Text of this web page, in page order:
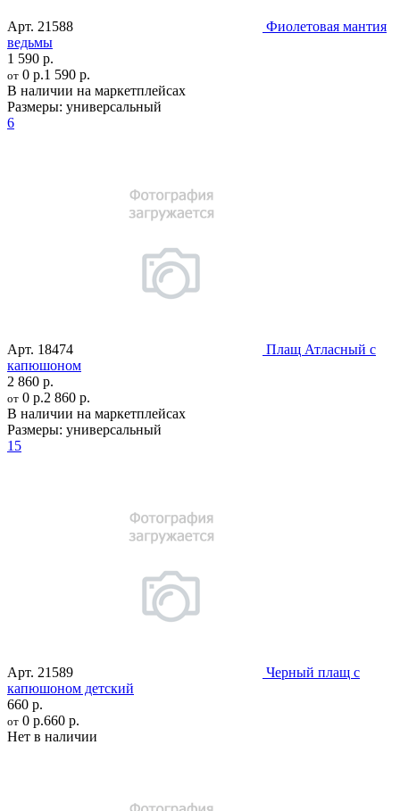
Арт. 21588
Фиолетовая мантия
ведьмы
1 590 р.
от 0 р.1 590 р.
В наличии на маркетплейсах
Размеры: универсальный
6
Арт. 18474
Плащ Атласный с
капюшоном
2 860 р.
от 0 р.2 860 р.
В наличии на маркетплейсах
Размеры: универсальный
15
Арт. 21589
Черный плащ с
капюшоном детский
660 р.
от 0 р.660 р.
Нет в наличии